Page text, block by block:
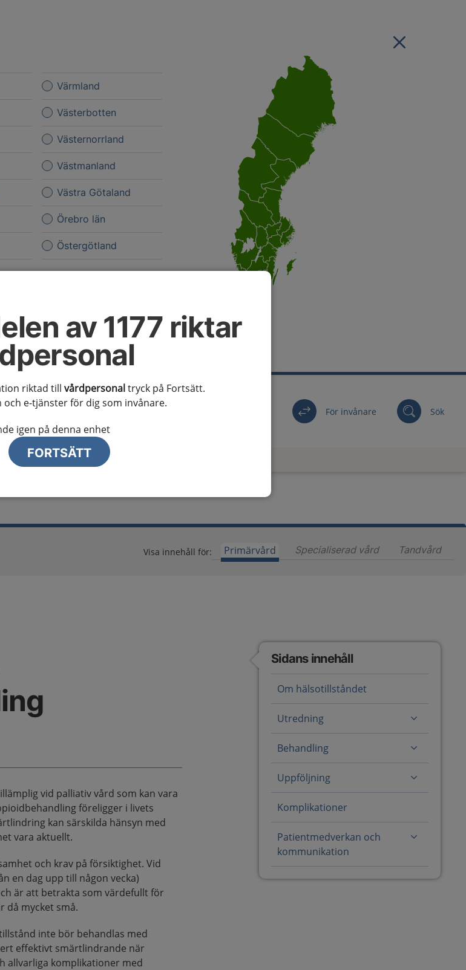
av 1177 riktar
riktad till vårdpersonaltryck på Fortsätt.
e-tjänster för dig som invånare.
igen på denna enhet
FORTSÄTT
Värmland
Västerbotten
Västernorrland
Västmanland
Västra Götaland
Örebro län
Östergötland
och viktig information som gäller just din
För invånare Sök
Visa innehåll för: Primärvård Specialiserad vårdInnehåll för
Tandvård
vid palliativ vård som kan vara
föreligger i livets
kan särskilda hänsyn med
vara aktuellt.
och krav på försiktighet. Vid
en dag upp till någon vecka)
är att betrakta som värdefullt för
då mycket små.
inte bör behandlas med
effektivt smärtlindrande när
allvarliga komplikationer med
Sidans innehåll
Om hälsotillståndet
Utredning
Behandling
Uppföljning
Komplikationer
Patientmedverkan och
kommunikation